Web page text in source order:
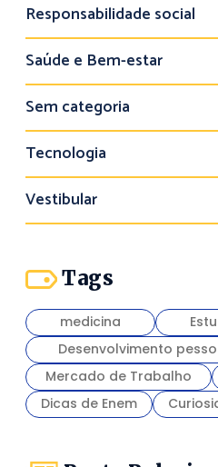
Responsabilidade social
Saúde e Bem-estar
Sem categoria
Tecnologia
Vestibular
Tags
medicina
Desenvolvimento
Mercado de Trabalho
Dicas de Enem